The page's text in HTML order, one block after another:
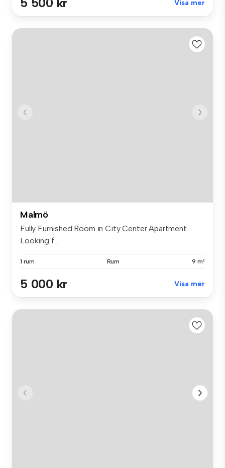
Visa mer
Malmö
Fully Furnished Room in City Center Apartment
Looking f...
1 rum Rum 9 m²
5 000 kr Visa mer